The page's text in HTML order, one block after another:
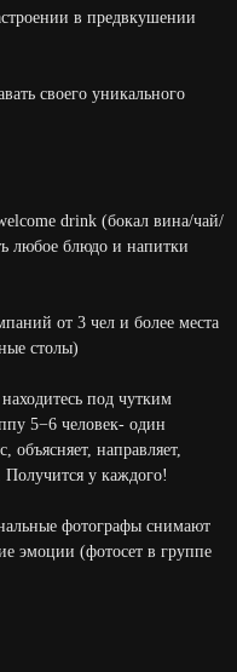
в предвкушении
своего уникального
drink (бокал вина/чай/
любое блюдо и напитки
от 3 чел и более места
столы)
под чутким
5−6 человек- один
объясняет, направляет,
у каждого!
фотографы снимают
эмоции (фотосет в группе